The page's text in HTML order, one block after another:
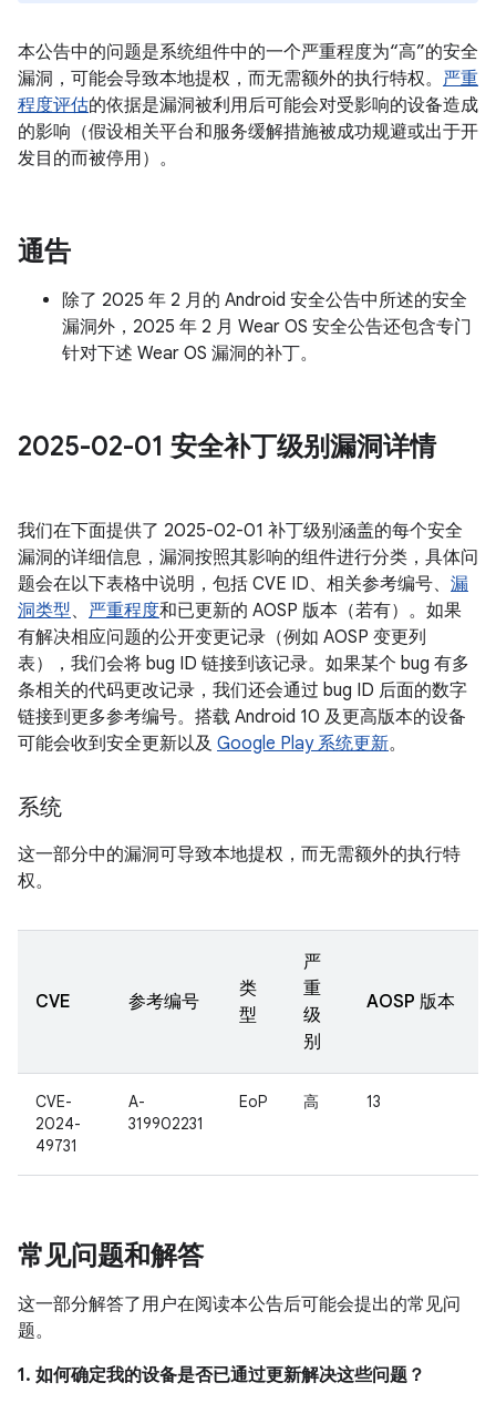
本公告中的问题是系统组件中的一个严重程度为“高”的安全
漏洞，可能会导致本地提权，而无需额外的执行特权。 严重
程度评估的依据是漏洞被利用后可能会对受影响的设备造成
的影响（假设相关平台和服务缓解措施被成功规避或出于开
发目的而被停用）。
通告
除了 2025 年 2 月的 Android 安全公告中所述的安全
漏洞外，2025 年 2 月 Wear OS 安全公告还包含专门
针对下述 Wear OS 漏洞的补丁。
2025-02-01 安全补丁级别漏洞详情
我们在下面提供了 2025-02-01 补丁级别涵盖的每个安全
漏洞的详细信息，漏洞按照其影响的组件进行分类，具体问
题会在以下表格中说明，包括 CVE ID、相关参考编号、 漏
洞类型、 严重程度和已更新的 AOSP 版本（若有）。如果
有解决相应问题的公开变更记录（例如 AOSP 变更列
表），我们会将 bug ID 链接到该记录。如果某个 bug 有多
条相关的代码更改记录，我们还会通过 bug ID 后面的数字
链接到更多参考编号。搭载 Android 10 及更高版本的设备
可能会收到安全更新以及 Google Play 系统更新。
系统
这一部分中的漏洞可导致本地提权，而无需额外的执行特
权。
CVE 参考编号
类
型
严
重
级
别
AOSP 版本
CVE-
2024-
49731
A-
319902231
EoP 高 13
常见问题和解答
这一部分解答了用户在阅读本公告后可能会提出的常见问
题。
1. 如何确定我的设备是否已通过更新解决这些问题？